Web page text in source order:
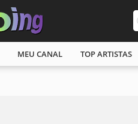
MEU CANAL TOP ARTISTAS